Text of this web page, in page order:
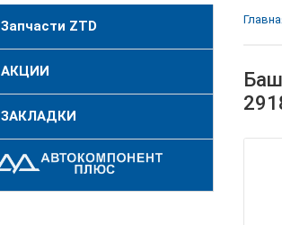
Запчасти ZTD
АКЦИИ
ЗАКЛАДКИ